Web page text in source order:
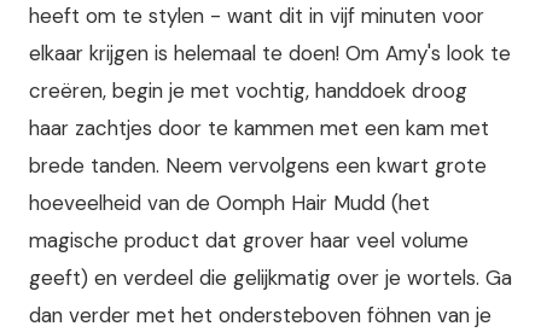
heeft om te stylen - want dit in vijf minuten voor
elkaar krijgen is helemaal te doen! Om Amy's look te
creëren, begin je met vochtig, handdoek droog
haar zachtjes door te kammen met een kam met
brede tanden. Neem vervolgens een kwart grote
hoeveelheid van de Oomph Hair Mudd (het
magische product dat grover haar veel volume
geeft) en verdeel die gelijkmatig over je wortels. Ga
dan verder met het ondersteboven föhnen van je